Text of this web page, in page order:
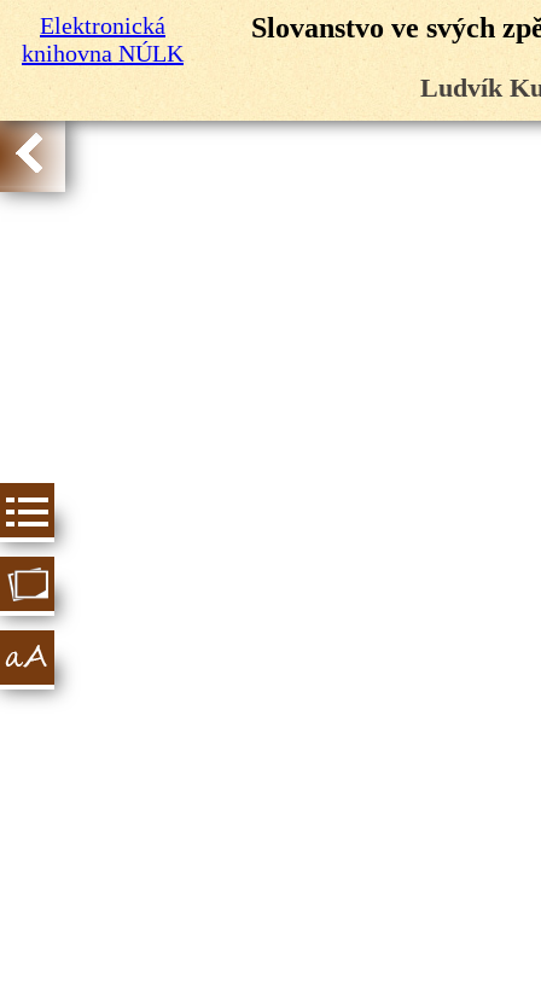
Elektronická
knihovna NÚLK
Slovanstvo ve svých
Ludvík